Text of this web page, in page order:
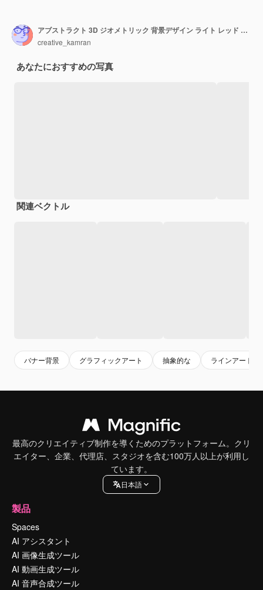
アブストラクト 3D ジオメトリック 背景デザイン ライト レッド ホワイト カラー
creative_kamran
あなたにおすすめの写真
関連ベクトル
バナー背景 グラフィックアート 抽象的な ラインアート
最高のクリエイティブ制作を導くためのプラットフォーム。クリ
エイター、企業、代理店、スタジオを含む100万人以上が利用し
ています。
日本語
製品
Spaces
AI アシスタント
AI 画像生成ツール
AI 動画生成ツール
AI 音声合成ツール